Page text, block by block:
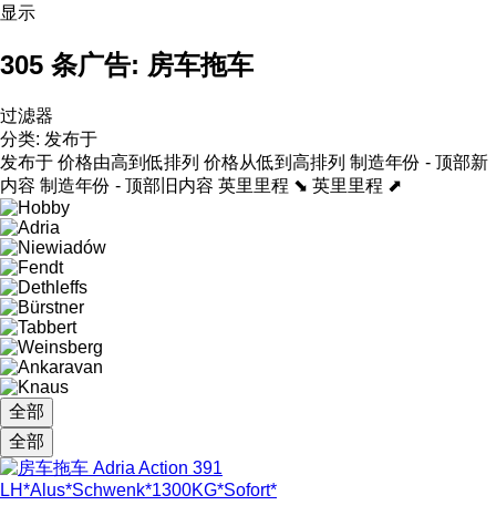
显示
305 条广告: 房车拖车
过滤器
分类: 发布于
发布于 价格由高到低排列 价格从低到高排列 制造年份 - 顶部新
内容 制造年份 - 顶部旧内容 英里里程 ⬊ 英里里程 ⬈
全部
全部